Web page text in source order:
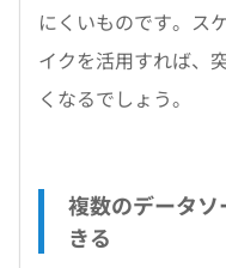
にくいものです。ス
イクを活用すれば、
くなるでしょう。
複数のデータ
きる